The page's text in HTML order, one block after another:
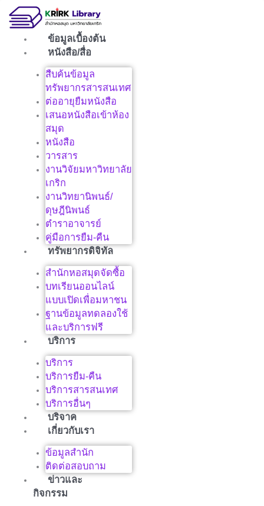
ข้อมูลเบื้องต้น
หนังสือ/สื่อ
สืบค้นข้อมูล
ทรัพยากรสารสนเทศ
ต่ออายุยืมหนังสือ
เสนอหนังสือเข้าห้อง
สมุด
หนังสือ
วารสาร
งานวิจัยมหาวิทยาลัย
เกริก
งานวิทยานิพนธ์/
ดุษฎีนิพนธ์
ตำราอาจารย์
คู่มือการยืม-คืน
ทรัพยากรดิจิทัล
สำนักหอสมุดจัดซื้อ
บทเรียนออนไลน์
แบบเปิดเพื่อมหาชน
ฐานข้อมูลทดลองใช้
และบริการฟรี
บริการ
บริการ
บริการยืม-คืน
บริการสารสนเทศ
บริการอื่นๆ
บริจาค
เกี่ยวกับเรา
ข้อมูลสำนัก
ติดต่อสอบถาม
ข่าวและ
กิจกรรม